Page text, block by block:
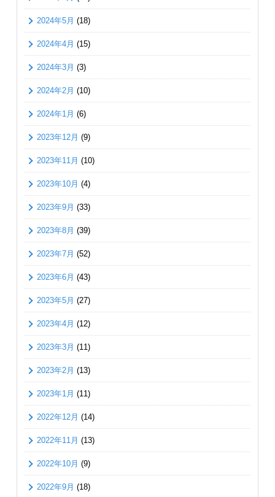
2024年5月 (18)
2024年4月 (15)
2024年3月 (3)
2024年2月 (10)
2024年1月 (6)
2023年12月 (9)
2023年11月 (10)
2023年10月 (4)
2023年9月 (33)
2023年8月 (39)
2023年7月 (52)
2023年6月 (43)
2023年5月 (27)
2023年4月 (12)
2023年3月 (11)
2023年2月 (13)
2023年1月 (11)
2022年12月 (14)
2022年11月 (13)
2022年10月 (9)
2022年9月 (18)